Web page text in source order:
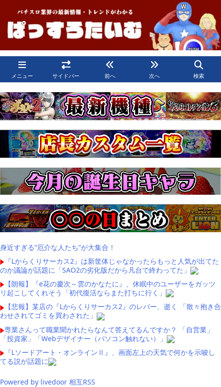
メニュー サイドバー 前へ 次へ 検索
身近すぎる“厄介な人たち”が大集合！
『Lからくりサーカス2』は新筐体じゃなかったらもっと人気が出てた
のか議論が話題に「SAO2の劣化版だから凡台で終わってた」
【朗報】『e花の慶次～雲のかなたに』、休眠中のユーザーをガッツ
リ起こしてくれそう「初代復活ならまた打ちに行く」
【悲報】某店の『Lからくりサーカス2』のレバー、逝く 「散々抱き合
わせされてゴミを買わされた」
専業さんって職業聞かれたらなんて答えてるんですか？ 「自営業」
「投資家」「Webデザイナー（パソコン触れない）」
『Lソードアート・オンラインⅡ』、画面左上の天気で何かを示唆し
てる説が話題に
Powered by livedoor 相互RSS